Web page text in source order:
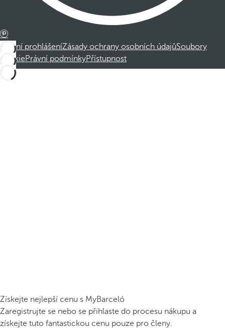
Právní prohlášeníZásady ochrany osobních údajůSoubory
cookiePrávní podmínkyPřístupnost
Získejte nejlepší cenu s MyBarceló
Zaregistrujte se nebo se přihlaste do procesu nákupu a
získejte tuto fantastickou cenu pouze pro členy.